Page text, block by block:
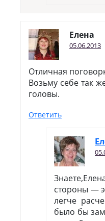
Eлена
05.06.2013
Отличная
Возьму себе так
головы.
Ответить
стороны —
легче
было бы